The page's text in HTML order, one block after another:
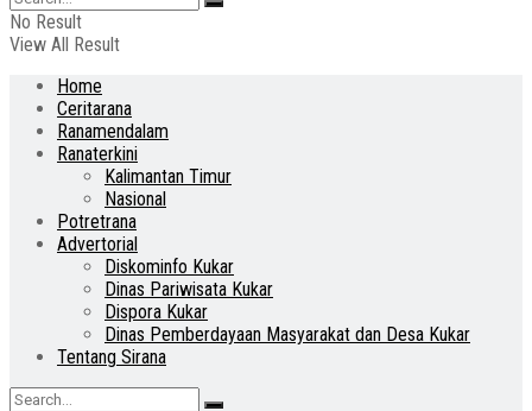
No Result
View All Result
Home
Ceritarana
Ranamendalam
Ranaterkini
Kalimantan Timur
Nasional
Potretrana
Advertorial
Diskominfo Kukar
Dinas Pariwisata Kukar
Dispora Kukar
Dinas Pemberdayaan Masyarakat dan Desa Kukar
Tentang Sirana